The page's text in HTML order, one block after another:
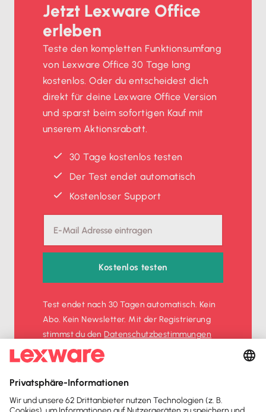
Jetzt Lexware Office
erleben
Teste den kompletten Funktionsumfang
von Lexware Office 30 Tage lang
kostenlos. Oder du entscheidest dich
direkt für deine Lexware Office Version
und sparst beim sofortigen Kauf mit
unserem Aktionsrabatt.
30 Tage kostenlos testen
Der Test endet automatisch
Kostenloser Support
Kostenlos testen
Test endet nach 30 Tagen automatisch. Kein
Abo. Kein Newsletter. Mit der Registrierung
stimmst du denDatenschutz­bestimmungen
und denAGBzu.
Sofort50%